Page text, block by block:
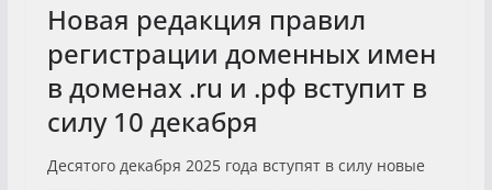
Новая редакция правил
регистрации доменных имен
в доменах .ru и .рф вступит в
силу 10 декабря
Десятого декабря 2025 года вступят в силу новые